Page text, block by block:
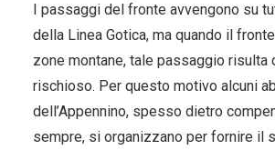
I passaggi del fronte avvengono su
della Linea Gotica, ma quando il
zone montane, tale passaggio risulta
rischioso. Per questo motivo alcuni
dell’Appennino, spesso dietro
sempre, si organizzano per fornire il